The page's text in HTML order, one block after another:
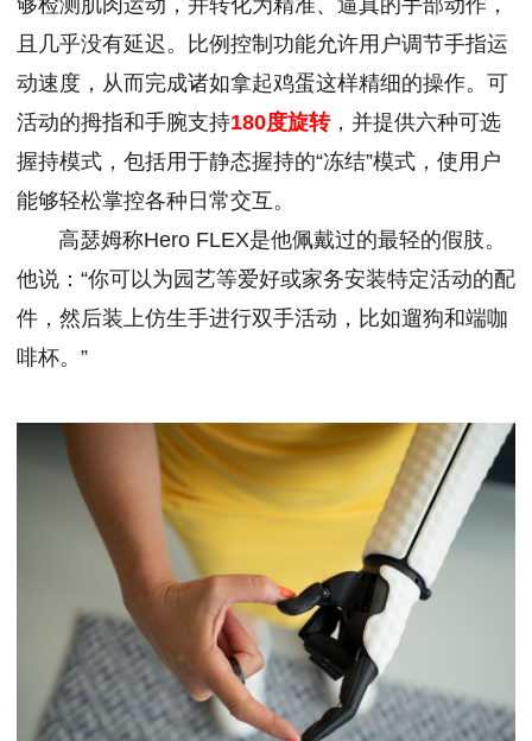
且几乎没有延迟。比例控制功能允许用户调节手指运
动速度，从而完成诸如拿起鸡蛋这样精细的操作。可
活动的拇指和手腕支持180度旋转，并提供六种可选
握持模式，包括用于静态握持的“冻结”模式，使用户
能够轻松掌控各种日常交互。
高瑟姆称Hero FLEX是他佩戴过的最轻的假肢。
他说：“你可以为园艺等爱好或家务安装特定活动的配
件，然后装上仿生手进行双手活动，比如遛狗和端咖
啡杯。”